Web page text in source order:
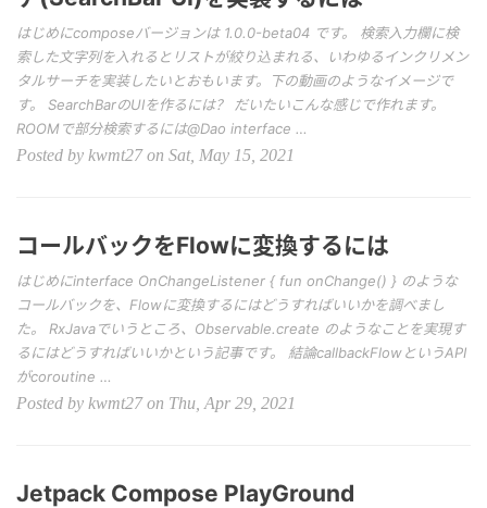
はじめにcomposeバージョンは 1.0.0-beta04 です。 検索入力欄に検
索した文字列を入れるとリストが絞り込まれる、いわゆるインクリメン
タルサーチを実装したいとおもいます。下の動画のようなイメージで
す。 SearchBarのUIを作るには？ だいたいこんな感じで作れます。
ROOMで部分検索するには@Dao interface …
Posted by kwmt27 on Sat, May 15, 2021
コールバックをFlowに変換するには
はじめにinterface OnChangeListener { fun onChange() } のような
コールバックを、Flowに変換するにはどうすればいいかを調べまし
た。 RxJavaでいうところ、Observable.create のようなことを実現す
るにはどうすればいいかという記事です。 結論callbackFlowというAPI
がcoroutine …
Posted by kwmt27 on Thu, Apr 29, 2021
Jetpack Compose PlayGround